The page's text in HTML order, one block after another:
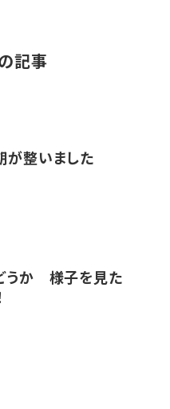
記事
が整いました
うか 様子を見た